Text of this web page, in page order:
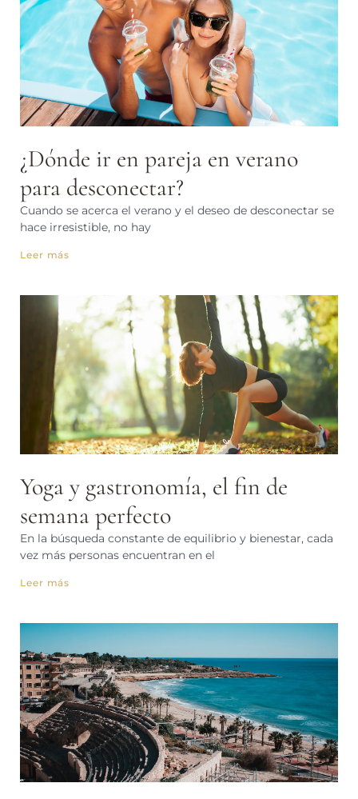
¿Dónde ir en pareja en verano
para desconectar?
Cuando se acerca el verano y el deseo de desconectar se
hace irresistible, no hay
Leer más
Yoga y gastronomía, el fin de
semana perfecto
En la búsqueda constante de equilibrio y bienestar, cada
vez más personas encuentran en el
Leer más